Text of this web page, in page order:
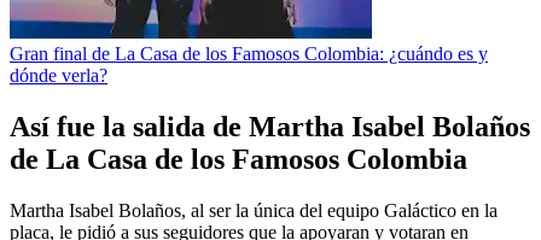
Gran final de La Casa de los Famosos Colombia: ¿cuándo es y
dónde verla?
Así fue la salida de Martha Isabel Bolaños
de La Casa de los Famosos Colombia
Martha Isabel Bolaños, al ser la única del equipo Galáctico en la
placa, le pidió a sus seguidores que la apoyaran y votaran en